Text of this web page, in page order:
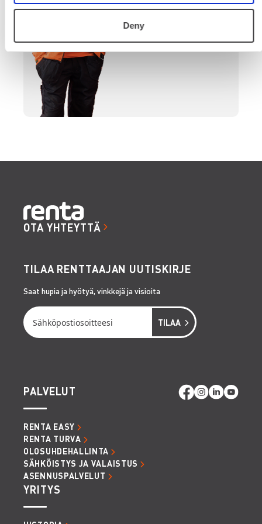
Deny
SOITA
OTA YHTEYTTÄ
TILAA RENTTAAJAN UUTISKIRJE
Saat hupia ja hyötyä, vinkkejä ja visioita
PALVELUT
RENTA EASY
RENTA TURVA
OLOSUHDEHALLINTA
SÄHKÖISTYS JA VALAISTUS
ASENNUSPALVELUT
YRITYS